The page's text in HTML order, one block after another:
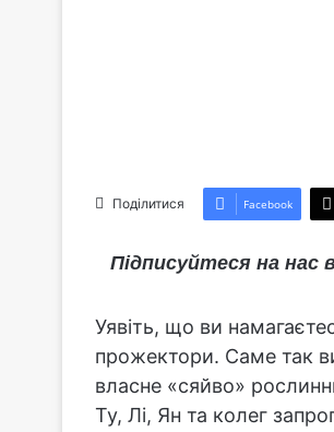
Поділитися Facebook
Підписуйтеся на нас
Уявіть, що ви
прожектори. Саме так
власне «сяйво»
Ту, Лі, Ян та колег